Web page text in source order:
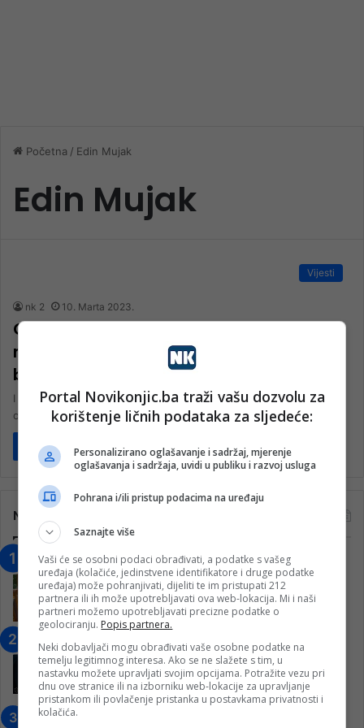
Početna / Edin Mujak
Edin Mujak
Vijesti
nk 2 10. Marta 2023.
Grad Konjic: Novčana pomoć za
novorođeno dijete i sufinansiranje
biomedicinski potpomognute oplodnje
I Grad Konjic se, poput ostalih gradova u državi ali i država
okruženja, suočava sa problemom niske stope nataliteta. Zbog…
Pročitaj više
Najčitanije
“Obrazovanje gradi BiH-Jovan Divjak“
– Konjic je u posljednje 22 godine imao
25 ​​stipendista
15. Februara 2023.
Nogometaši Igmana iznenadili
Konjičanke cvijećem i besplatnim
ulazom na utakmicu
7. Marta 2025.
Portal Novikonjic.ba traži vašu dozvolu za
korištenje ličnih podataka za sljedeće:
Personalizirano oglašavanje i sadržaj, mjerenje
oglašavanja i sadržaja, uvidi u publiku i razvoj usluga
Pohrana i/ili pristup podacima na uređaju
Saznajte više
Vaši će se osobni podaci obrađivati, a podatke s vašeg
uređaja (kolačiće, jedinstvene identifikatore i druge podatke
uređaja) može pohranjivati, dijeliti te im pristupati 212
partnera ili ih može upotrebljavati ova web-lokacija. Mi i naši
partneri možemo upotrebljavati precizne podatke o
geolociranju. Popis partnera.
Neki dobavljači mogu obrađivati vaše osobne podatke na
temelju legitimnog interesa. Ako se ne slažete s tim, u
nastavku možete upravljati svojim opcijama. Potražite vezu pri
dnu ove stranice ili na izborniku web-lokacije za upravljanje
pristankom ili povlačenje pristanka u postavkama privatnosti i
kolačića.